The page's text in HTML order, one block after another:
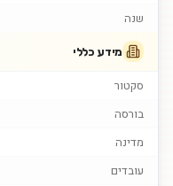
שנה
מידע כללי
סקטור
בורסה
מדינה
עובדים